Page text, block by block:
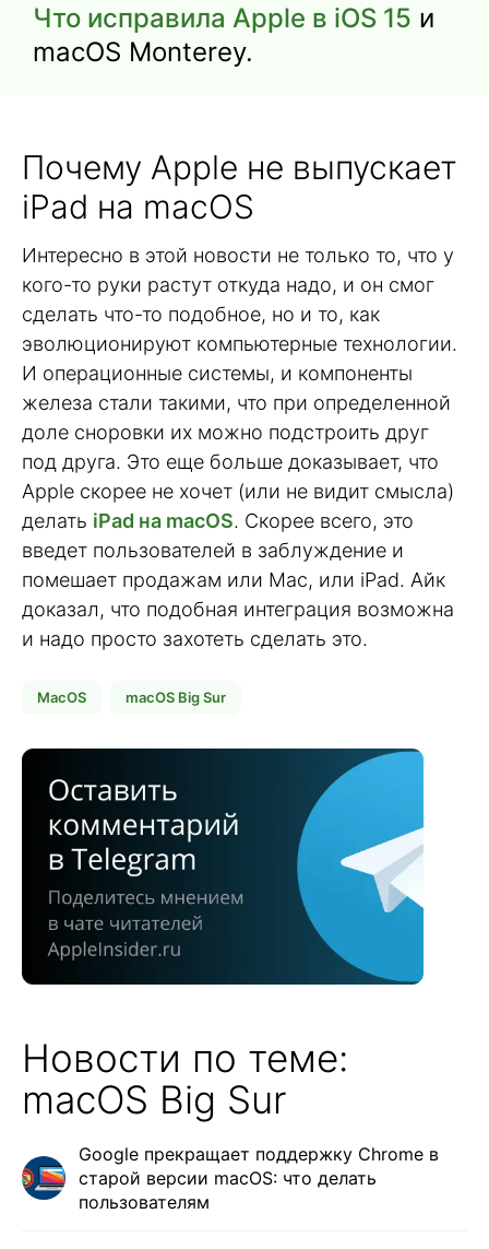
Что исправила Apple в iOS 15 и
macOS Monterey.
Почему Apple не выпускает
iPad на macOS
Интересно в этой новости не только то, что у
кого-то руки растут откуда надо, и он смог
сделать что-то подобное, но и то, как
эволюционируют компьютерные технологии.
И операционные системы, и компоненты
железа стали такими, что при определенной
доле сноровки их можно подстроить друг
под друга. Это еще больше доказывает, что
Apple скорее не хочет (или не видит смысла)
делать iPad на macOS. Скорее всего, это
введет пользователей в заблуждение и
помешает продажам или Mac, или iPad. Айк
доказал, что подобная интеграция возможна
и надо просто захотеть сделать это.
MacOS macOS Big Sur
Новости по теме:
macOS Big Sur
Google прекращает поддержку Chrome в
старой версии macOS: что делать
пользователям